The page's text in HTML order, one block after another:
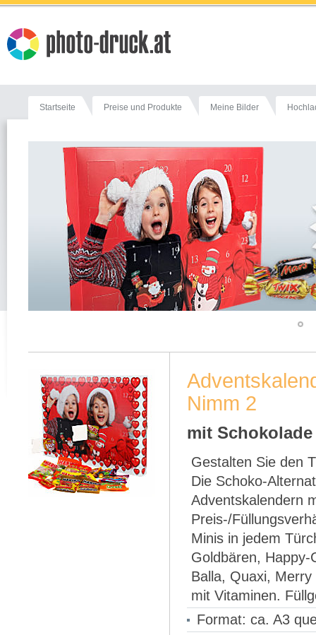
Startseite Preise und Produkte Meine Bilder
Nimm 2
mit
Gestalten Sie den
Die Schoko-
Adventskalendern
Preis-/
Minis in jedem
Goldbären, Happy-
Balla, Quaxi,
mit Vitaminen.
Format: ca. A3